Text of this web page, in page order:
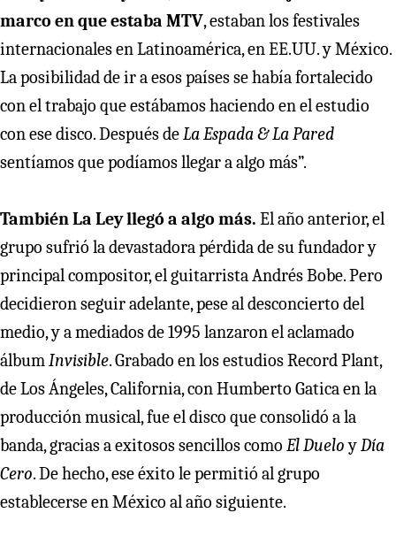
marco en que estaba MTV, estaban los festivales
internacionales en Latinoamérica, en EE.UU. y México.
La posibilidad de ir a esos países se había fortalecido
con el trabajo que estábamos haciendo en el estudio
con ese disco. Después de La Espada & La Pared
sentíamos que podíamos llegar a algo más”.
También La Ley llegó a algo más. El año anterior, el
grupo sufrió la devastadora pérdida de su fundador y
principal compositor, el guitarrista Andrés Bobe. Pero
decidieron seguir adelante, pese al desconcierto del
medio, y a mediados de 1995 lanzaron el aclamado
álbum Invisible. Grabado en los estudios Record Plant,
de Los Ángeles, California, con Humberto Gatica en la
producción musical, fue el disco que consolidó a la
banda, gracias a exitosos sencillos como El Dueloy Día
Cero. De hecho, ese éxito le permitió al grupo
establecerse en México al año siguiente.